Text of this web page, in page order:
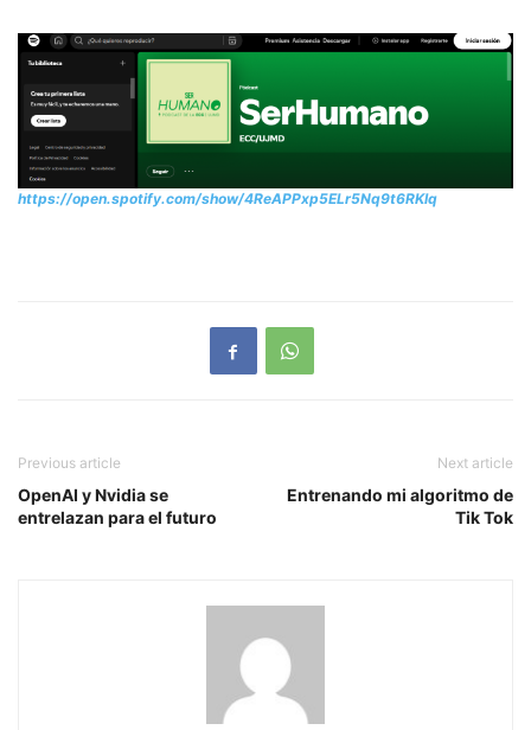
https://open.spotify.com/show/4ReAPPxp5ELr5Nq9t6RKlq
Previous article
OpenAI y Nvidia se
entrelazan para el futuro
Next article
Entrenando mi algoritmo de
Tik Tok